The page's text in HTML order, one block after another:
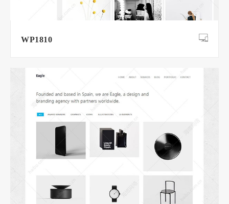
WP1810